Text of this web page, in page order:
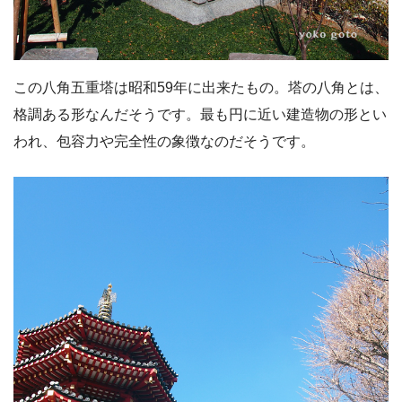
この八角五重塔は昭和59年に出来たもの。塔の八角とは、
格調ある形なんだそうです。最も円に近い建造物の形とい
われ、包容力や完全性の象徴なのだそうです。